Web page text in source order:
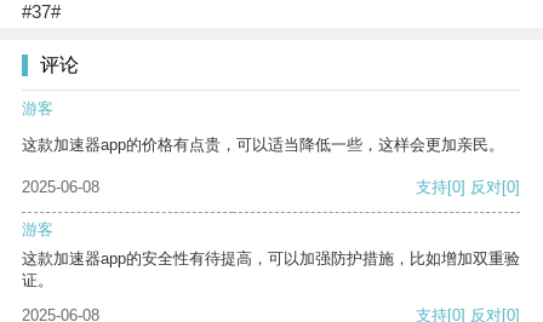
#37#
评论
游客
这款加速器app的价格有点贵，可以适当降低一些，这样会更加亲民。
2025-06-08 支持[0] 反对[0]
游客
这款加速器app的安全性有待提高，可以加强防护措施，比如增加双重验
证。
2025-06-08
支持[0] 反对[0]